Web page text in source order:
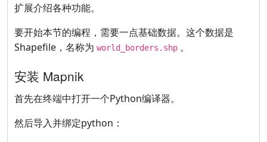
扩展介绍各种功能。
要开始本节的编程，需要一点基础数据。这个数据是
Shapefile，名称为 world_borders.shp 。
安装 Mapnik
首先在终端中打开一个Python编译器。
然后导入并绑定python：